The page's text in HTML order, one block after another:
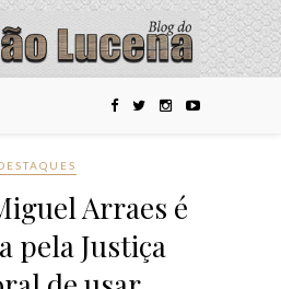
Arraes é
pela Justiça